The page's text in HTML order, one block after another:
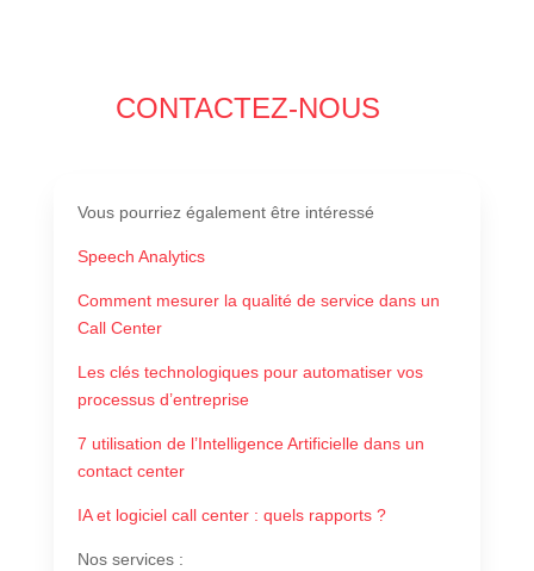
CONTACTEZ-NOUS
Vous pourriez également être intéressé
Speech Analytics
Comment mesurer la qualité de service dans un
Call Center
Les clés technologiques pour automatiser vos
processus d’entreprise
7 utilisation de l’Intelligence Artificielle dans un
contact center
IA et logiciel call center : quels rapports ?
Nos services :